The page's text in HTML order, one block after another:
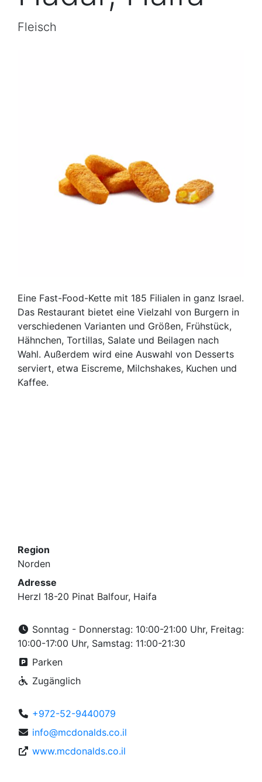
Fleisch
Eine Fast-Food-Kette mit 185 Filialen in ganz Israel.
Das Restaurant bietet eine Vielzahl von Burgern in
verschiedenen Varianten und Größen, Frühstück,
Hähnchen, Tortillas, Salate und Beilagen nach
Wahl. Außerdem wird eine Auswahl von Desserts
serviert, etwa Eiscreme, Milchshakes, Kuchen und
Kaffee.
Region
Norden
Adresse
Herzl 18-20 Pinat Balfour, Haifa
Sonntag - Donnerstag: 10:00-21:00 Uhr, Freitag:
10:00-17:00 Uhr, Samstag: 11:00-21:30
Parken
Zugänglich
+972-52-9440079
info@mcdonalds.co.il
www.mcdonalds.co.il